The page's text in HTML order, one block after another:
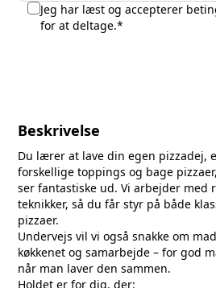
Jeg har læst og accepterer
for at deltage.*
Beskrivelse
Du lærer at lave din egen pizzadej,
forskellige toppings og bage
ser fantastiske ud. Vi arbejder med
teknikker, så du får styr på både
pizzaer.
Undervejs vil vi også snakke om
køkkenet og samarbejde – for god
når man laver den sammen.
Holdet er for dig, der: